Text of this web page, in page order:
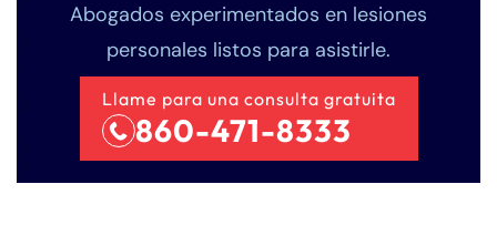
Abogados experimentados en lesiones
personales listos para asistirle.
Llame para una consulta gratuita
860-471-8333